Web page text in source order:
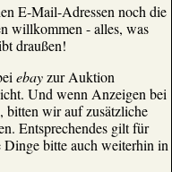
E-Mail-Adressen noch die
willkommen - alles, was
draußen!
ebayzur Auktion
Und wenn Anzeigen bei
bitten wir auf zusätzliche
Entsprechendes gilt für
bitte auch weiterhin in